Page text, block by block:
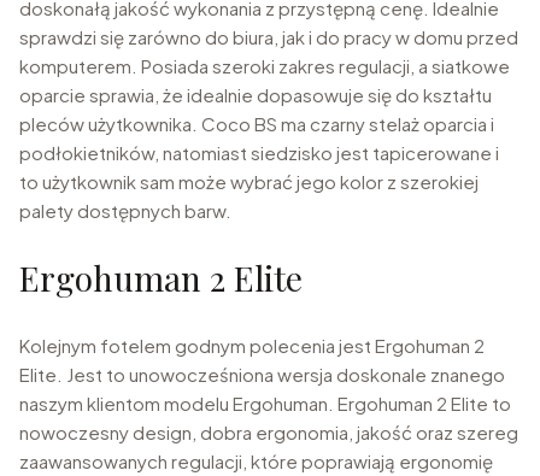
doskonałą jakość wykonania z przystępną cenę. Idealnie
sprawdzi się zarówno do biura, jak i do pracy w domu przed
komputerem. Posiada szeroki zakres regulacji, a siatkowe
oparcie sprawia, że idealnie dopasowuje się do kształtu
pleców użytkownika. Coco BS ma czarny stelaż oparcia i
podłokietników, natomiast siedzisko jest tapicerowane i
to użytkownik sam może wybrać jego kolor z szerokiej
palety dostępnych barw.
Ergohuman 2 Elite
Kolejnym fotelem godnym polecenia jest Ergohuman 2
Elite. Jest to unowocześniona wersja doskonale znanego
naszym klientom modelu Ergohuman. Ergohuman 2 Elite to
nowoczesny design, dobra ergonomia, jakość oraz szereg
zaawansowanych regulacji, które poprawiają ergonomię